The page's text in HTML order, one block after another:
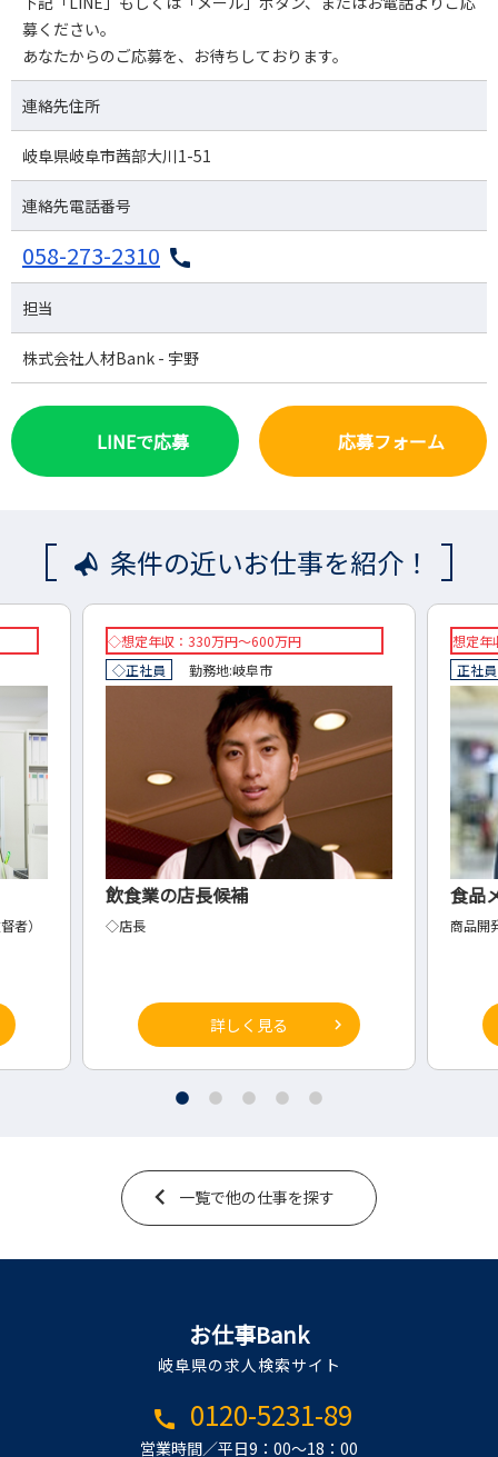
募ください。
あなたからのご応募を、お待ちしております。
連絡先住所
岐阜県岐阜市茜部大川1-51
連絡先電話番号
058-273-2310
担当
株式会社人材Bank - 宇野
LINEで応募 応募フォーム
条件の近いお仕事を紹介！
想定年収：300万～500万円
正社員
勤務地:岐阜市
食品メーカーの自社製品開発業務
商品開発
詳しく見る
◇想
◇正
金
◇品
一覧で他の仕事を探す
お仕事Bank
岐阜県の求人検索サイト
call 0120-5231-89
営業時間／平日9：00～18：00